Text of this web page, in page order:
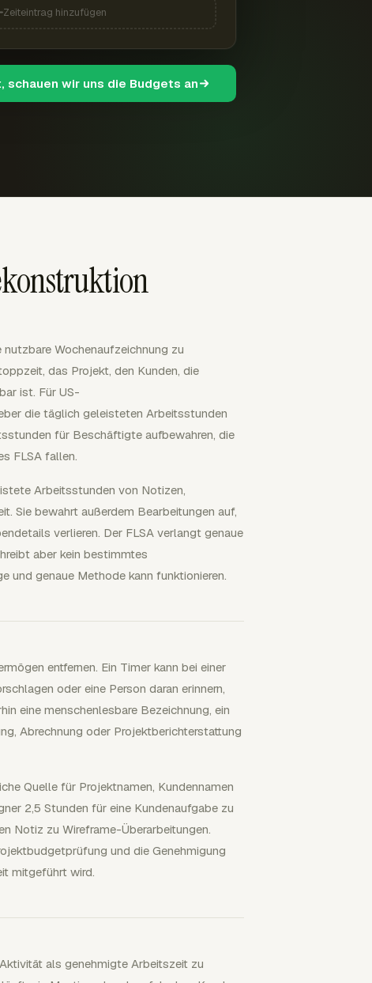
Zeiteintrag hinzufügen
schauen wir uns die Budgets an
Wochenaufzeichnung zu
das Projekt, den Kunden, die
ist. Für US-
die täglich geleisteten Arbeitsstunden
für Beschäftigte aufbewahren, die
FLSA fallen.
Arbeitsstunden von Notizen,
Sie bewahrt außerdem Bearbeitungen auf,
verlieren. Der FLSA verlangt genaue
aber kein bestimmtes
genaue Methode kann funktionieren.
entfernen. Ein Timer kann bei einer
oder eine Person daran erinnern,
eine menschenlesbare Bezeichnung, ein
Abrechnung oder Projektberichterstattung
Quelle für Projektnamen, Kundennamen
2,5 Stunden für eine Kundenaufgabe zu
Notiz zu Wireframe-Überarbeitungen.
und die Genehmigung
mitgeführt wird.
als genehmigte Arbeitszeit zu